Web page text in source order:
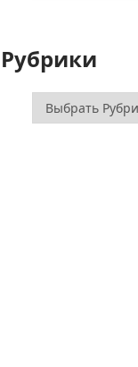
Рубрики
Рубрики